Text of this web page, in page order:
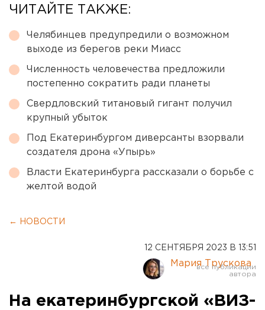
ЧИТАЙТЕ ТАКЖЕ:
Челябинцев предупредили о возможном
выходе из берегов реки Миасс
Численность человечества предложили
постепенно сократить ради планеты
Свердловский титановый гигант получил
крупный убыток
Под Екатеринбургом диверсанты взорвали
создателя дрона «Упырь»
Власти Екатеринбурга рассказали о борьбе с
желтой водой
← НОВОСТИ
12 СЕНТЯБРЯ 2023 В 13:51
Мария Трускова
На екатеринбургской «ВИЗ-